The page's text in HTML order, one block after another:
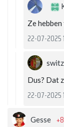
Ze
22-07-2025
Dus? Dat
22-07-2025
Gesse